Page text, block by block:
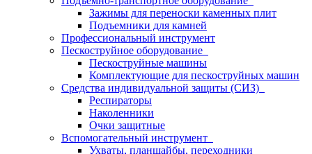
Зажимы для переноски каменных плит
Подъемники для камней
Профессиональный инструмент
Пескоструйное оборудование
Пескоструйные машины
Комплектующие для пескоструйных машин
Средства индивидуальной защиты (СИЗ)
Респираторы
Наколенники
Очки защитные
Вспомогательный инструмент
Ухваты, планшайбы, переходники